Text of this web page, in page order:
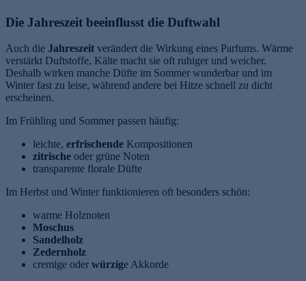
Die Jahreszeit beeinflusst die Duftwahl
Auch die Jahreszeit verändert die Wirkung eines Parfums. Wärme
verstärkt Duftstoffe, Kälte macht sie oft ruhiger und weicher.
Deshalb wirken manche Düfte im Sommer wunderbar und im
Winter fast zu leise, während andere bei Hitze schnell zu dicht
erscheinen.
Im Frühling und Sommer passen häufig:
leichte, erfrischende Kompositionen
zitrische oder grüne Noten
transparente florale Düfte
Im Herbst und Winter funktionieren oft besonders schön:
warme Holznoten
Moschus
Sandelholz
Zedernholz
cremige oder würzige Akkorde